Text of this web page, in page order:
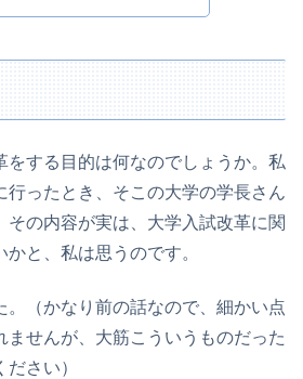
をする目的は何なのでしょうか。私
行ったとき、そこの大学の学長さん
その内容が実は、大学入試改革に関
と、私は思うのです。
。（かなり前の話なので、細かい点
ませんが、大筋こういうものだった
さい）